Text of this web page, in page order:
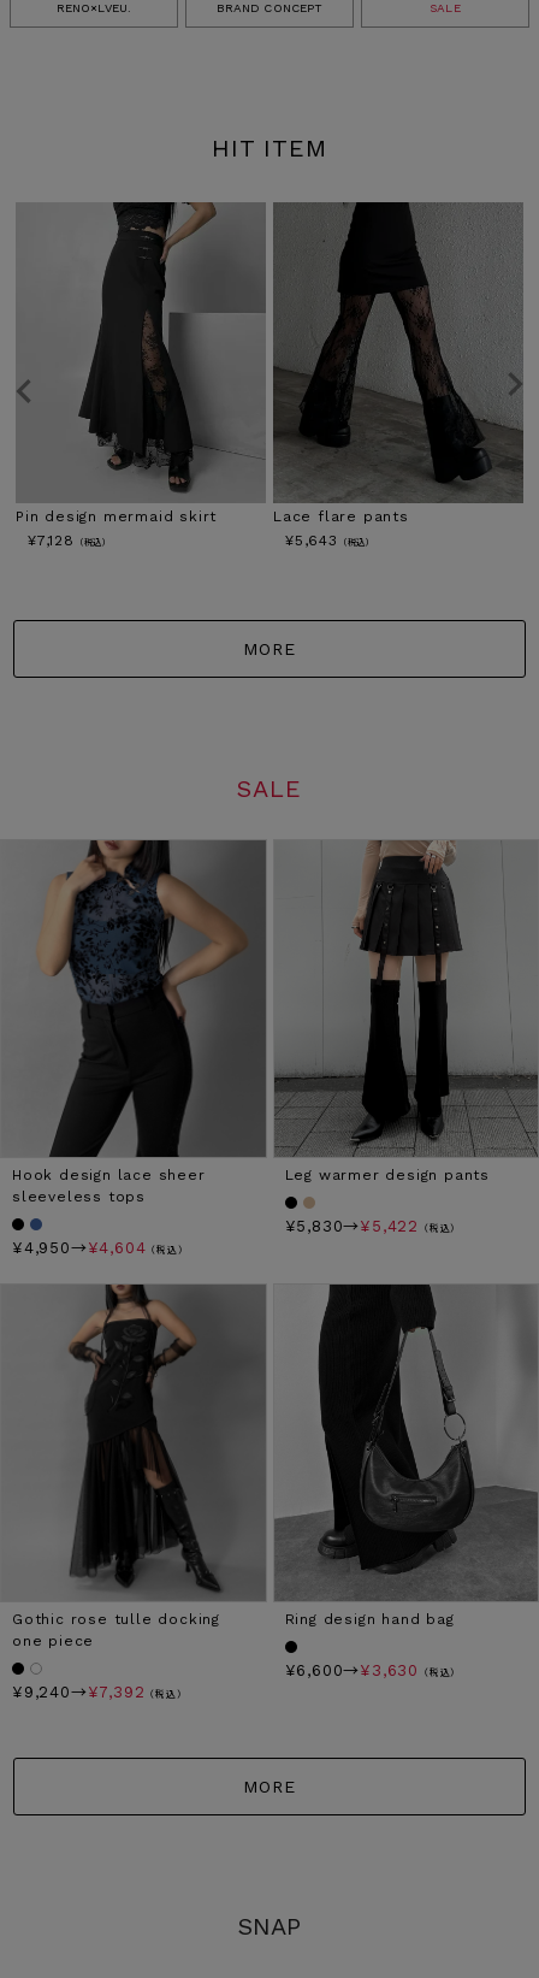
RENO×LVEU. BRAND CONCEPT SALE
HIT ITEM
Lace flare pants
¥5,643 （税込）
Drape design wrap skirt
¥7,260 （税込）
MORE
SALE
Hook design lace sheer
sleeveless tops
¥4,950→¥4,604 （税込）
Leg warmer design pants
¥5,830→¥5,422 （税込）
Gothic rose tulle docking
one piece
¥9,240→¥7,392 （税込）
Ring design hand bag
¥6,600→¥3,630 （税込）
MORE
SNAP